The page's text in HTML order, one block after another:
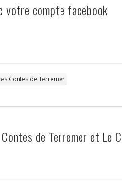
votre compte facebook
Contes de Terremer
de Terremer et Le